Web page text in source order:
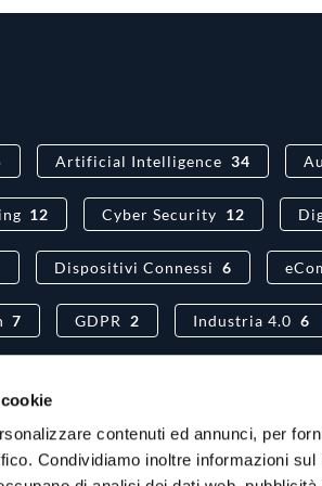
contenuti ed annunci, per
Condividiamo inoltre informazioni
Artificial Intelligence 34
12 Cyber Security 12
Dispositivi Connessi 6
7 GDPR 2 Industria 4.0 6
Robotics18 SEO15 User